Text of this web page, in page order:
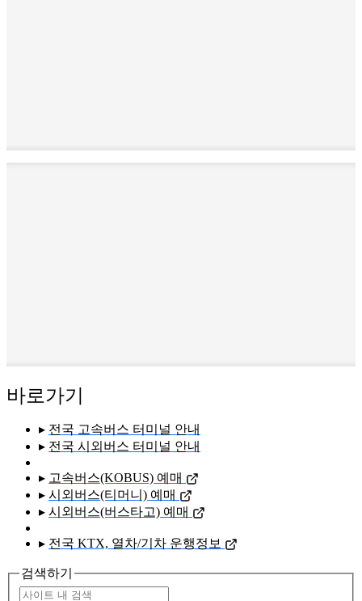
바로가기
▸ 전국 고속버스 터미널 안내
▸ 전국 시외버스 터미널 안내
▸ 고속버스(KOBUS) 예매
▸ 시외버스(티머니) 예매
▸ 시외버스(버스타고) 예매
▸ 전국 KTX, 열차/기차 운행정보
검색하기